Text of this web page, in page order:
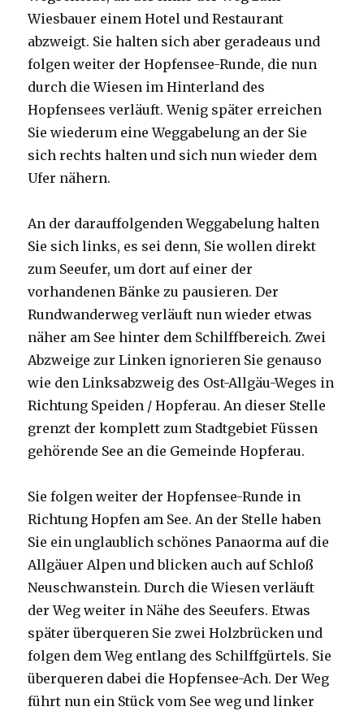
Wiesbauer einem Hotel und Restaurant
abzweigt. Sie halten sich aber geradeaus und
folgen weiter der Hopfensee-Runde, die nun
durch die Wiesen im Hinterland des
Hopfensees verläuft. Wenig später erreichen
Sie wiederum eine Weggabelung an der Sie
sich rechts halten und sich nun wieder dem
Ufer nähern.
An der darauffolgenden Weggabelung halten
Sie sich links, es sei denn, Sie wollen direkt
zum Seeufer, um dort auf einer der
vorhandenen Bänke zu pausieren. Der
Rundwanderweg verläuft nun wieder etwas
näher am See hinter dem Schilffbereich. Zwei
Abzweige zur Linken ignorieren Sie genauso
wie den Linksabzweig des Ost-Allgäu-Weges in
Richtung Speiden / Hopferau. An dieser Stelle
grenzt der komplett zum Stadtgebiet Füssen
gehörende See an die Gemeinde Hopferau.
Sie folgen weiter der Hopfensee-Runde in
Richtung Hopfen am See. An der Stelle haben
Sie ein unglaublich schönes Panaorma auf die
Allgäuer Alpen und blicken auch auf Schloß
Neuschwanstein. Durch die Wiesen verläuft
der Weg weiter in Nähe des Seeufers. Etwas
später überqueren Sie zwei Holzbrücken und
folgen dem Weg entlang des Schilffgürtels. Sie
überqueren dabei die Hopfensee-Ach. Der Weg
führt nun ein Stück vom See weg und linker